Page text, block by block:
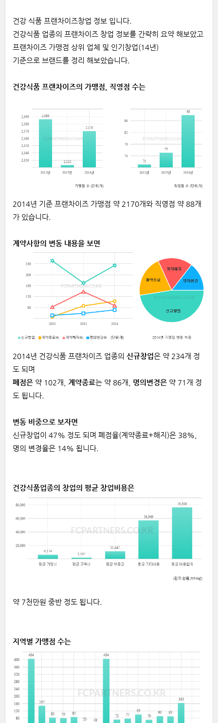
건강 식품 프랜차이즈창업 정보 입니다.
건강식품 업종의 프랜차이즈 창업 정보를 간략히 요약 해보았고
프랜차이즈 가맹점 상위 업체 및 인기창업(14년)
기준으로 브랜드를 정리 해보았습니다.
건강식품 프랜차이즈의 가맹점, 직영점 수는
2014년 기준 프랜차이즈 가맹점 약 2170개와 직영점 약 88개
가 있습니다.
계약사항의 변동 내용을 보면
2014년 건강식품 프랜차이즈 업종의 신규창업은 약 234개 정
도 되며
폐점은 약 102개, 계약종료는 약 86개, 명의변경은 약 71개 정
도 됩니다.
변동 비중으로 보자면
신규창업이 47% 정도 되며 폐점율(계약종료+해지)은 38%,
명의 변경율은 14% 됩니다.
건강식품업종의 창업의 평균 창업비용은
약 7천만원 중반 정도 됩니다.
지역별 가맹점 수는